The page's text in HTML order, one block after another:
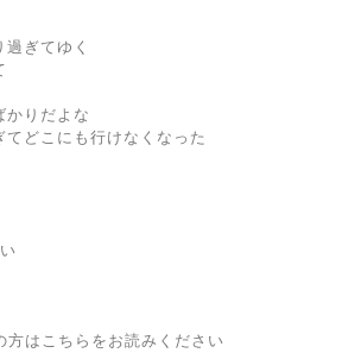
ぎてゆく
かりだよな
どこにも⾏けなくなった
はこちらをお読みください